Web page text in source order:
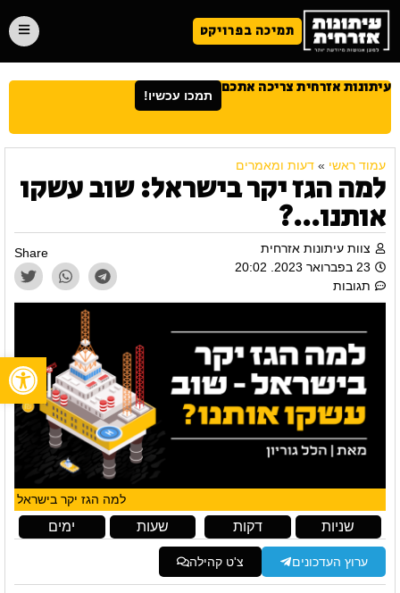
תמיכה בפרויקט
עיתונות אזרחית צריכה אתכם תמכו עכשיו!
עמוד ראשי » דעות ומאמרים
למה הגז יקר בישראל: שוב עשקו
אותנו…?
צוות עיתונות אזרחית
23 בפברואר 2023. 20:02
תגובות
Share
למה הגז יקר בישראל
ימים שעות דקות שניות
ערוץ העדכונים צ'ט קהילה